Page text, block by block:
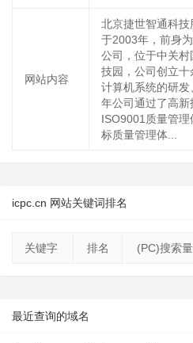
网站内容
北京捷世智通科技
于2003年，前身
公司，位于中关
技园，公司创立
计算机系统的研
年公司通过了高
ISO9001质量管
标质量管理体...
icpc.cn 网站关键词排名
关键字 排名 (PC)搜索量
最近查询的域名